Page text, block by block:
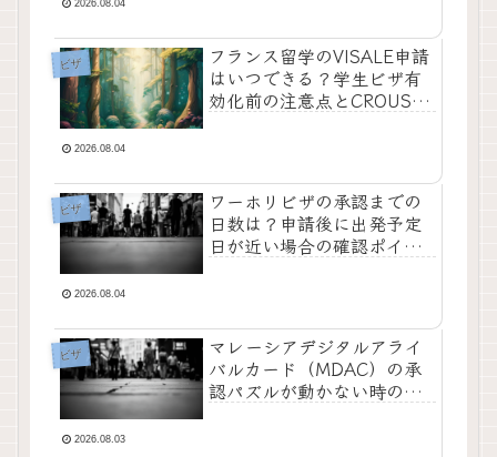
2026.08.04
ビザ
フランス留学のVISALE申請
はいつできる？学生ビザ有
効化前の注意点とCROUS入
2026.08.04
ビザ
ワーホリビザの承認までの
日数は？申請後に出発予定
日が近い場合の確認ポイン
2026.08.04
ビザ
マレーシアデジタルアライ
バルカード（MDAC）の承
認パズルが動かない時の対
2026.08.03